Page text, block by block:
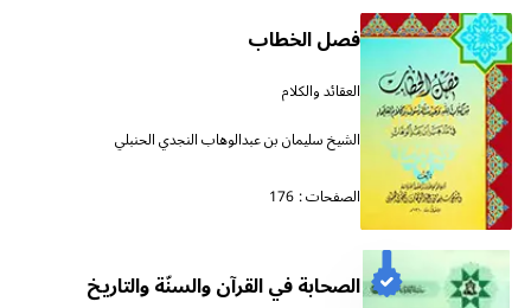
فصل الخطاب
العقائد والكلام
الشيخ سليمان بن عبدالوهاب النجدي الحنبلي
الصفحات : 176
الصحابة في القرآن والسنّة والتاريخ